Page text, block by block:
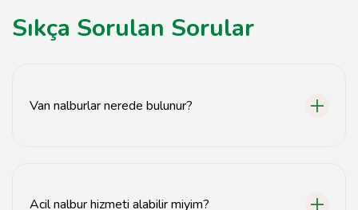
Sıkça Sorulan Sorular
Van nalburlar nerede bulunur?
Acil nalbur hizmeti alabilir miyim?